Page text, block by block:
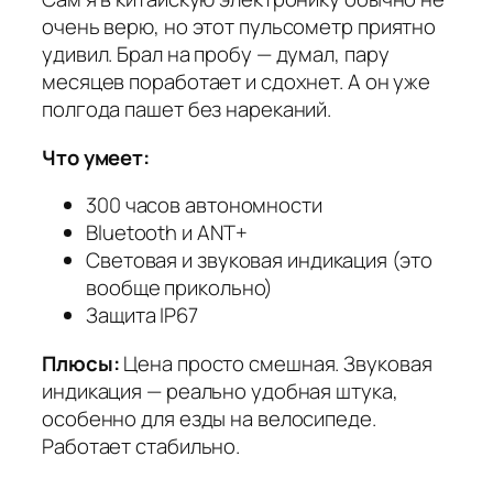
очень верю, но этот пульсометр приятно
удивил. Брал на пробу — думал, пару
месяцев поработает и сдохнет. А он уже
полгода пашет без нареканий.
Что умеет:
300 часов автономности
Bluetooth и ANT+
Световая и звуковая индикация (это
вообще прикольно)
Защита IP67
Плюсы:Цена просто смешная. Звуковая
индикация — реально удобная штука,
особенно для езды на велосипеде.
Работает стабильно.